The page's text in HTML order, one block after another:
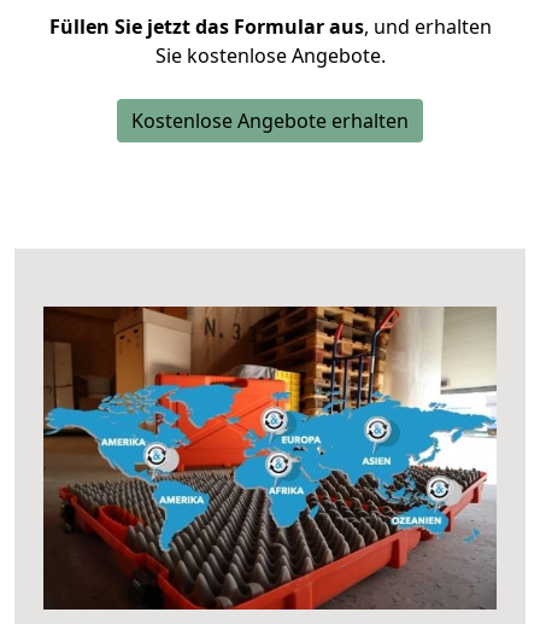
Füllen Sie jetzt das Formular aus, und erhalten
Sie kostenlose Angebote.
Kostenlose Angebote erhalten